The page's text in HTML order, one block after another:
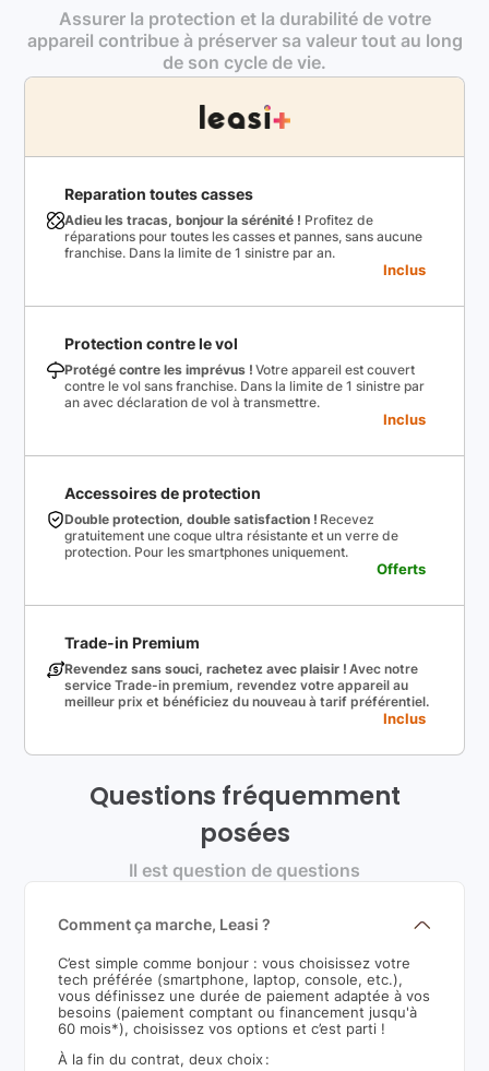
Assurer la protection et la durabilité de votre
appareil contribue à préserver sa valeur tout au long
de son cycle de vie.
Reparation toutes casses
Adieu les tracas, bonjour la sérénité ! Profitez de
réparations pour toutes les casses et pannes, sans aucune
franchise. Dans la limite de 1 sinistre par an.
Inclus
Protection contre le vol
Protégé contre les imprévus ! Votre appareil est couvert
contre le vol sans franchise. Dans la limite de 1 sinistre par
an avec déclaration de vol à transmettre.
Inclus
Accessoires de protection
Double protection, double satisfaction ! Recevez
gratuitement une coque ultra résistante et un verre de
protection. Pour les smartphones uniquement.
Offerts
Trade-in Premium
Revendez sans souci, rachetez avec plaisir ! Avec notre
service Trade-in premium, revendez votre appareil au
meilleur prix et bénéficiez du nouveau à tarif préférentiel.
Inclus
Questions fréquemment
posées
Il est question de questions
Comment ça marche, Leasi ?
C’est simple comme bonjour : vous choisissez votre
tech préférée (smartphone, laptop, console, etc.),
vous définissez une durée de paiement adaptée à vos
besoins (paiement comptant ou financement jusqu'à
60 mois*), choisissez vos options et c’est parti !
À la fin du contrat, deux choix :